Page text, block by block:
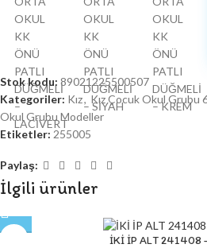
Stok kodu: 89021225500507
Kategoriler: Kız, Kız Çocuk Okul Grubu
Okul Grubu Modeller
Etiketler: 255005
Paylaş:
İlgili ürünler
İKİ İP ALT 241408